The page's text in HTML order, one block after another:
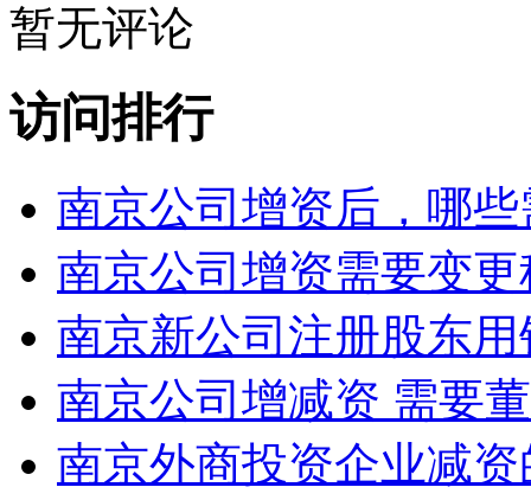
暂无评论
访问排行
南京公司增资后，哪
南京公司增资需要变
南京新公司注册股东
南京公司增减资 需要
南京外商投资企业减